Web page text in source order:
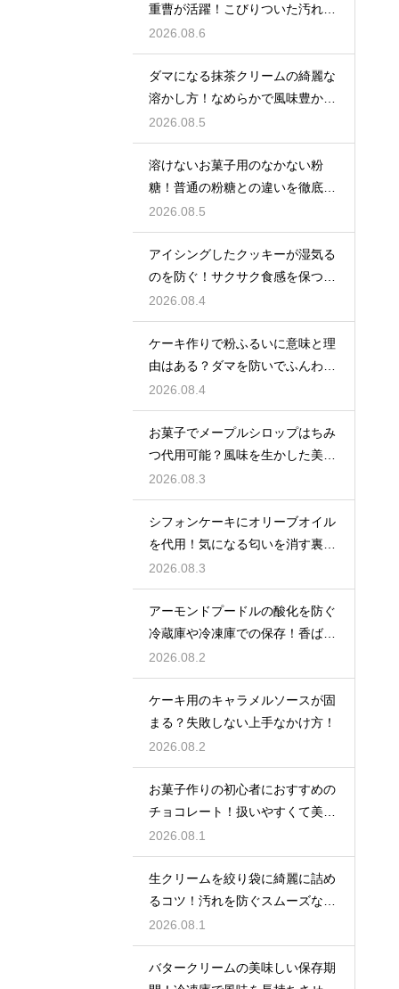
重曹が活躍！こびりついた汚れを
綺麗に落としてピカピカにする技
2026.08.6
ダマになる抹茶クリームの綺麗な
溶かし方！なめらかで風味豊かな
クリームを作る
2026.08.5
溶けないお菓子用のなかない粉
糖！普通の粉糖との違いを徹底解
説
2026.08.5
アイシングしたクッキーが湿気る
のを防ぐ！サクサク食感を保つ裏
技
2026.08.4
ケーキ作りで粉ふるいに意味と理
由はある？ダマを防いでふんわり
と軽い生地に焼き上げるための基
本
2026.08.4
お菓子でメープルシロップはちみ
つ代用可能？風味を生かした美味
しい技
2026.08.3
シフォンケーキにオリーブオイル
を代用！気になる匂いを消す裏ワ
ザ
2026.08.3
アーモンドプードルの酸化を防ぐ
冷蔵庫や冷凍庫での保存！香ばし
い風味を保ってお菓子を美味しく
する
2026.08.2
ケーキ用のキャラメルソースが固
まる？失敗しない上手なかけ方！
2026.08.2
お菓子作りの初心者におすすめの
チョコレート！扱いやすくて美味
しい種類を紹介
2026.08.1
生クリームを絞り袋に綺麗に詰め
るコツ！汚れを防ぐスムーズな入
れ方
2026.08.1
バタークリームの美味しい保存期